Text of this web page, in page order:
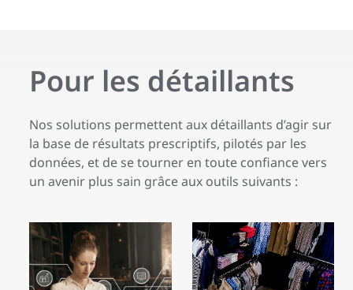
Pour les détaillants
Nos solutions permettent aux détaillants d’agir sur
la base de résultats prescriptifs, pilotés par les
données, et de se tourner en toute confiance vers
un avenir plus sain grâce aux outils suivants :